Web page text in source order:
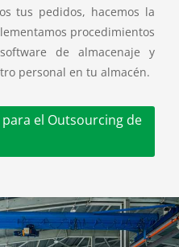
tus pedidos, hacemos la
procedimientos
de almacenaje y
personal en tu almacén.
el Outsourcing de